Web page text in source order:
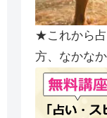
★これから
方、なかな